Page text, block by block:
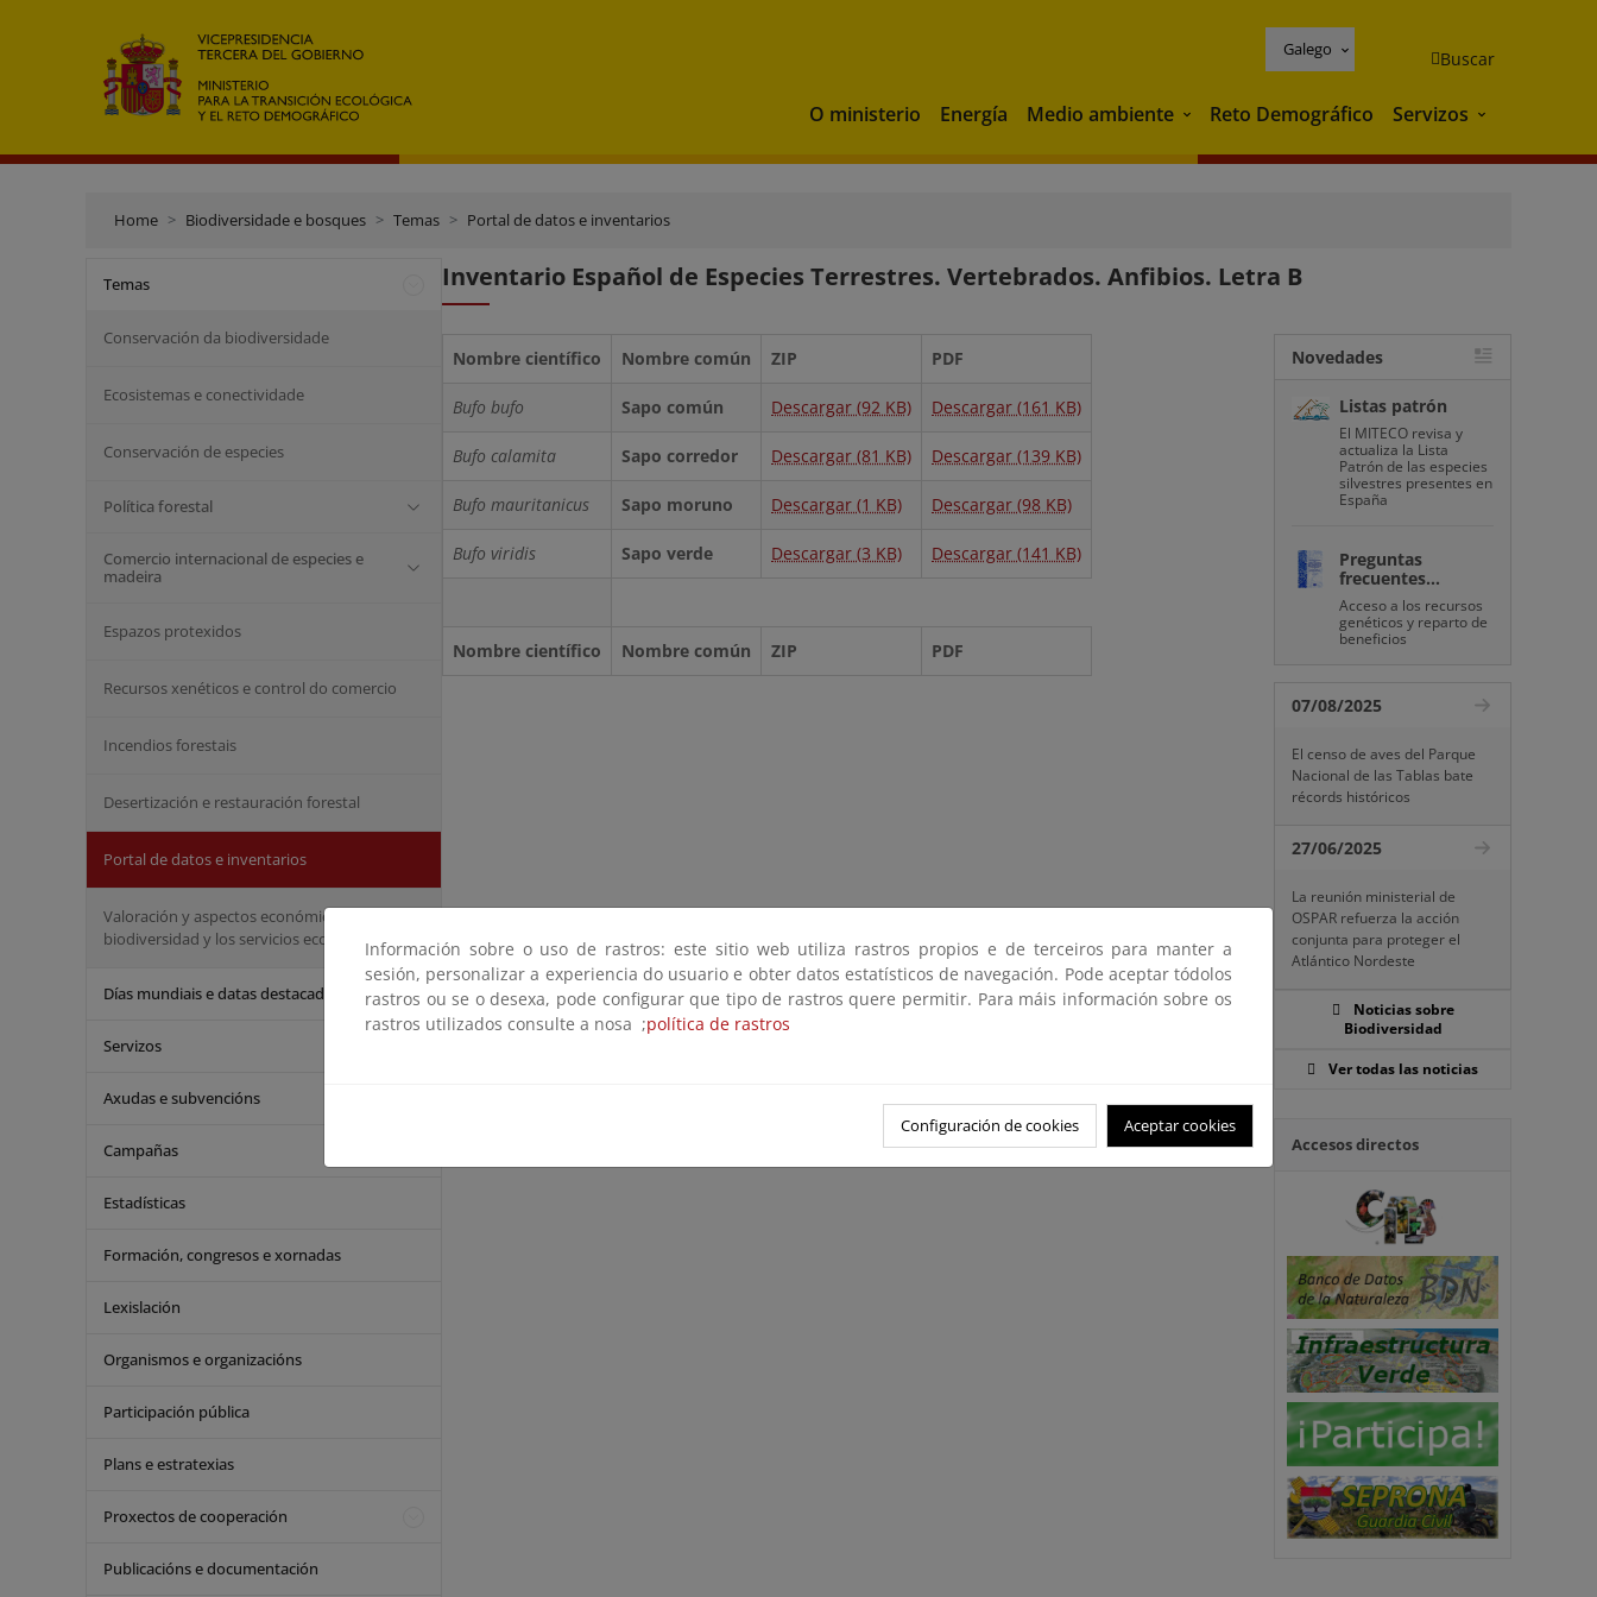
Galego Buscar
O ministerio Energía Medio ambiente Medio ambiente
Reto Demográfico Servizos Servizos
Home Biodiversidade e bosques Temas Portal de datos e inventarios
Temas
Conservación da biodiversidade
Ecosistemas e conectividade
Conservación de especies
Política forestal
Comercio internacional de especies e
madeira
Espazos protexidos
Recursos xenéticos e control do comercio
Incendios forestais
Desertización e restauración forestal
Portal de datos e inventarios
Valoración y aspectos económicos de la
biodiversidad y los servicios ecosistémicos
Días mundiais e datas destacadas
Servizos
Axudas e subvencións
Campañas
Estadísticas
Formación, congresos e xornadas
Lexislación
Organismos e organizacións
Participación pública
Plans e estratexias
Proxectos de cooperación
Publicacións e documentación
Inventario Español de Especies Terrestres. Vertebrados. Anfibios. Letra B
Nombre científico Nombre común ZIP PDF
Bufo bufo Sapo común Descargar (92 KB) Descargar (161 KB)
Bufo calamita Sapo corredor Descargar (81 KB) Descargar (139 KB)
Bufo mauritanicus Sapo moruno Descargar (1 KB) Descargar (98 KB)
Bufo viridis Sapo verde Descargar (3 KB) Descargar (141 KB)
Nombre científico Nombre común ZIP PDF
Novedades
Listas patrón
El MITECO revisa y
actualiza la Lista
Patrón de las especies
silvestres presentes en
España
Preguntas
frecuentes...
Acceso a los recursos
genéticos y reparto de
beneficios
07/08/2025
El censo de aves del Parque
Nacional de las Tablas bate
récords históricos
27/06/2025
La reunión ministerial de
OSPAR refuerza la acción
conjunta para proteger el
Atlántico Nordeste
Noticias sobre
Biodiversidad
Ver todas las noticias
Accesos directos
Información sobre o uso de rastros: este sitio web utiliza rastros propios e de terceiros para manter a
sesión, personalizar a experiencia do usuario e obter datos estatísticos de navegación. Pode aceptar tódolos
rastros ou se o desexa, pode configurar que tipo de rastros quere permitir. Para máis información sobre os
rastros utilizados consulte a nosa ;política de rastros
Configuración de cookies Aceptar cookies